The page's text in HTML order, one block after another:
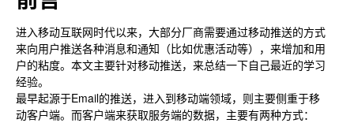
进入移动互联网时代以来，大部分厂商需要通过移动推送的方式
来向用户推送各种消息和通知（比如优惠活动等），来增加和用
户的粘度。本文主要针对移动推送，来总结一下自己最近的学习
经验。
最早起源于Email的推送，进入到移动端领域，则主要侧重于移
动客户端。而客户端来获取服务端的数据，主要有两种方式：